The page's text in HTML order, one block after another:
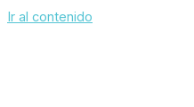
Ir al contenido